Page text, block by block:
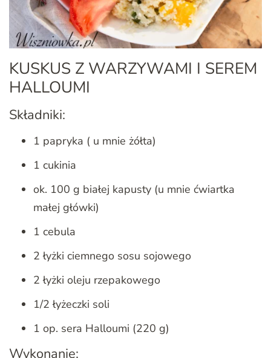
KUSKUS Z WARZYWAMI I SEREM
HALLOUMI
Składniki:
1 papryka ( u mnie żółta)
1 cukinia
ok. 100 g białej kapusty (u mnie ćwiartka
małej główki)
1 cebula
2 łyżki ciemnego sosu sojowego
2 łyżki oleju rzepakowego
1/2 łyżeczki soli
1 op. sera Halloumi (220 g)
Wykonanie: